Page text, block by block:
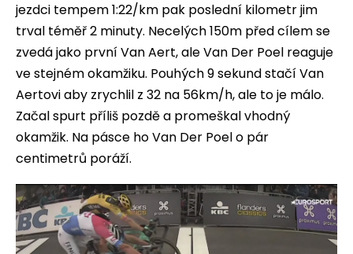
jezdci tempem 1:22/km pak poslední kilometr jim
trval téměř 2 minuty. Necelých 150m před cílem se
zvedá jako první Van Aert, ale Van Der Poel reaguje
ve stejném okamžiku. Pouhých 9 sekund stačí Van
Aertovi aby zrychlil z 32 na 56km/h, ale to je málo.
Začal spurt příliš pozdě a promeškal vhodný
okamžik. Na pásce ho Van Der Poel o pár
centimetrů poráží.